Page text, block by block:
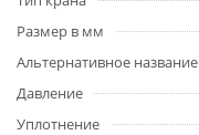
Размер в мм
Альтернативное название
Давление
Уплотнение